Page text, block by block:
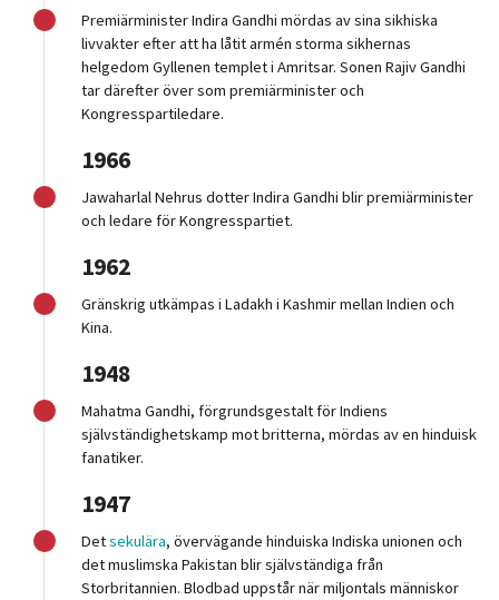
Premiärminister Indira Gandhi mördas av sina sikhiska
livvakter efter att ha låtit armén storma sikhernas
helgedom Gyllenen templet i Amritsar. Sonen Rajiv Gandhi
tar därefter över som premiärminister och
Kongresspartiledare.
1966
Jawaharlal Nehrus dotter Indira Gandhi blir premiärminister
och ledare för Kongresspartiet.
1962
Gränskrig utkämpas i Ladakh i Kashmir mellan Indien och
Kina.
1948
Mahatma Gandhi, förgrundsgestalt för Indiens
självständighetskamp mot britterna,mördas av en hinduisk
fanatiker.
1947
Detsekulära, övervägande hinduiska Indiska unionen och
det muslimska Pakistan blir självständiga från
Storbritannien. Blodbad uppstår när miljontals människor